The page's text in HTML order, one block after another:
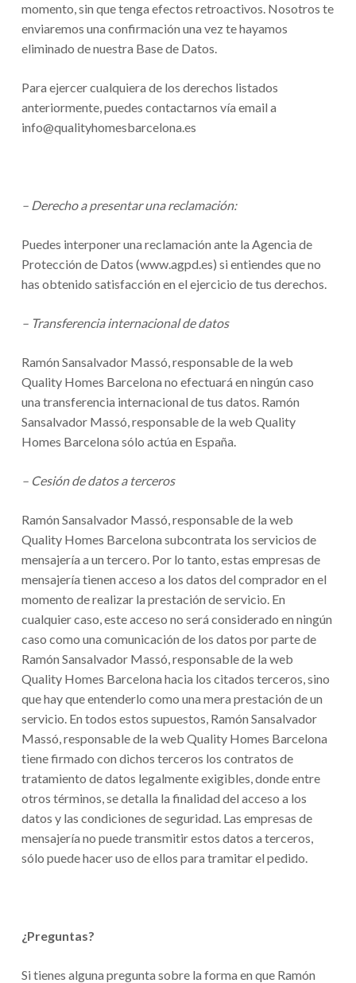
momento, sin que tenga efectos retroactivos. Nosotros te
enviaremos una confirmación una vez te hayamos
eliminado de nuestra Base de Datos.
Para ejercer cualquiera de los derechos listados
anteriormente, puedes contactarnos vía email a
info@qualityhomesbarcelona.es
– Derecho a presentar una reclamación:
Puedes interponer una reclamación ante la Agencia de
Protección de Datos (www.agpd.es) si entiendes que no
has obtenido satisfacción en el ejercicio de tus derechos.
– Transferencia internacional de datos
Ramón Sansalvador Massó, responsable de la web
Quality Homes Barcelona no efectuará en ningún caso
una transferencia internacional de tus datos. Ramón
Sansalvador Massó, responsable de la web Quality
Homes Barcelona sólo actúa en España.
– Cesión de datos a terceros
Ramón Sansalvador Massó, responsable de la web
Quality Homes Barcelona subcontrata los servicios de
mensajería a un tercero. Por lo tanto, estas empresas de
mensajería tienen acceso a los datos del comprador en el
momento de realizar la prestación de servicio. En
cualquier caso, este acceso no será considerado en ningún
caso como una comunicación de los datos por parte de
Ramón Sansalvador Massó, responsable de la web
Quality Homes Barcelona hacia los citados terceros, sino
que hay que entenderlo como una mera prestación de un
servicio. En todos estos supuestos, Ramón Sansalvador
Massó, responsable de la web Quality Homes Barcelona
tiene firmado con dichos terceros los contratos de
tratamiento de datos legalmente exigibles, donde entre
otros términos, se detalla la finalidad del acceso a los
datos y las condiciones de seguridad. Las empresas de
mensajería no puede transmitir estos datos a terceros,
sólo puede hacer uso de ellos para tramitar el pedido.
¿Preguntas?
Si tienes alguna pregunta sobre la forma en que Ramón